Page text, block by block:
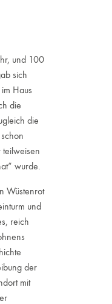
und 100
sich
Haus
die
die
wurde.
Wüstenrot
und
reich
der
mit